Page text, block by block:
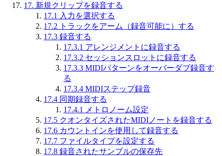
17. 新規クリップを録音する
17.1 入力を選択する
17.2 トラックをアーム（録音可能に）する
17.3 録音する
17.3.1 アレンジメントに録音する
17.3.2 セッションスロットに録音する
17.3.3 MIDIパターンをオーバーダブ録音す
る
17.3.4 MIDIステップ録音
17.4 同期録音する
17.4.1
メトロノーム設定
17.5 クオンタイズされたMIDIノートを録音する
17.6 カウントインを使用して録音する
17.7 ファイルタイプを設定する
17.8 録音されたサンプルの保存先